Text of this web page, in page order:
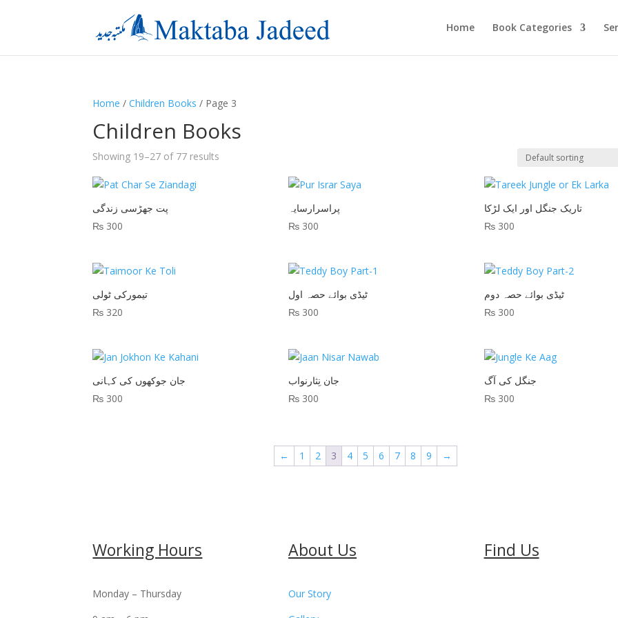
Home Book Categories
Home /Children Books / Page 3
Children Books
Showing 19–27 of 77 results
پت جھڑسی زندگی
₨ 300
پراسرارسایہ
₨300
تاریک جنگل اور ایک لڑکا
₨300
تیمورکی ٹولی
₨ 320
ٹیڈی بوائے حصہ اول
₨300
ٹیڈی بوائے حصہ دوم
₨300
جان جوکھوں کی کہانی
₨ 300
جان نِثارنواب
₨300
جنگل کی آگ
₨300
← 1 2 3 4 5 6 7 8 9 →
Working Hours
Monday – Thursday
About Us
Our Story
Find Us